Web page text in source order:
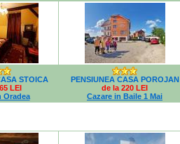
STOICA
LEI
Oradea
PENSIUNEA CASA POROJAN
de la 220 LEI
Cazare in Baile 1 Mai